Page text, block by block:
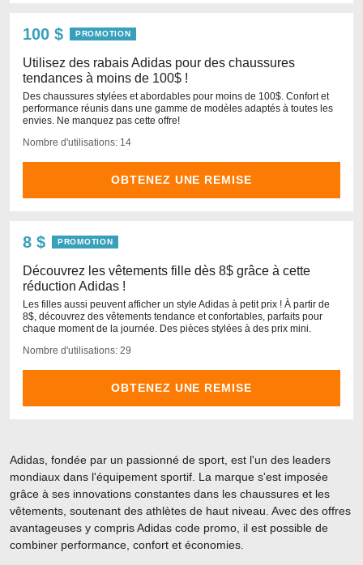
100 $ PROMOTION
Utilisez des rabais Adidas pour des chaussures
tendances à moins de 100$ !
Des chaussures stylées et abordables pour moins de 100$. Confort et
performance réunis dans une gamme de modèles adaptés à toutes les
envies. Ne manquez pas cette offre!
Nombre d'utilisations: 14
OBTENEZ UNE REMISE
8 $ PROMOTION
Découvrez les vêtements fille dès 8$ grâce à cette
réduction Adidas !
Les filles aussi peuvent afficher un style Adidas à petit prix ! À partir de
8$, découvrez des vêtements tendance et confortables, parfaits pour
chaque moment de la journée. Des pièces stylées à des prix mini.
Nombre d'utilisations: 29
OBTENEZ UNE REMISE
Adidas, fondée par un passionné de sport, est l'un des leaders
mondiaux dans l'équipement sportif. La marque s'est imposée
grâce à ses innovations constantes dans les chaussures et les
vêtements, soutenant des athlètes de haut niveau. Avec des offres
avantageuses y compris Adidas code promo, il est possible de
combiner performance, confort et économies.